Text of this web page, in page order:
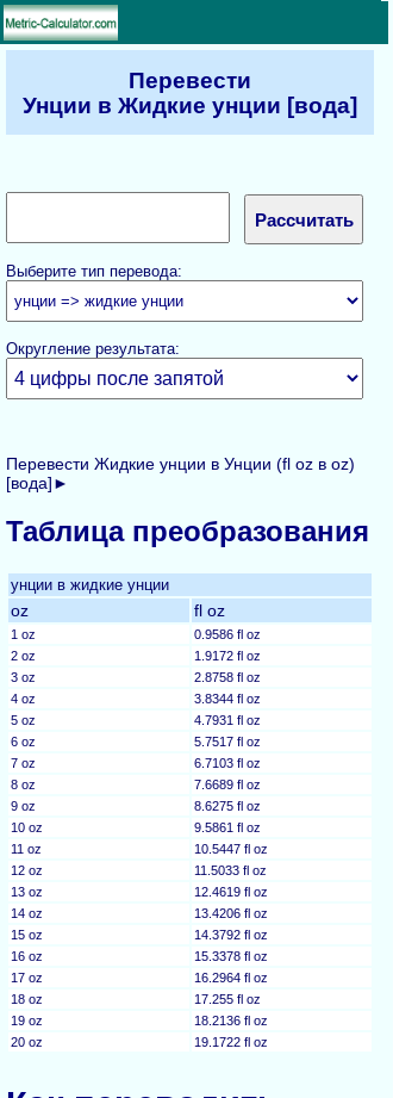
Перевести
Унции в Жидкие унции [вода]
Выберите тип перевода:
Округление результата:
Перевести Жидкие унции в Унции (fl oz в oz)
[вода]►
Таблица преобразования
унции в жидкие унции
oz fl oz
1 oz
0.9586 fl oz
2 oz
1.9172 fl oz
3 oz
2.8758 fl oz
4 oz
3.8344 fl oz
5 oz
4.7931 fl oz
6 oz
5.7517 fl oz
7 oz
6.7103 fl oz
8 oz
7.6689 fl oz
9 oz
8.6275 fl oz
10 oz
9.5861 fl oz
11 oz
10.5447 fl oz
12 oz
11.5033 fl oz
13 oz
12.4619 fl oz
14 oz
13.4206 fl oz
15 oz
14.3792 fl oz
16 oz
15.3378 fl oz
17 oz
16.2964 fl oz
18 oz
17.255 fl oz
19 oz
18.2136 fl oz
20 oz
19.1722 fl oz